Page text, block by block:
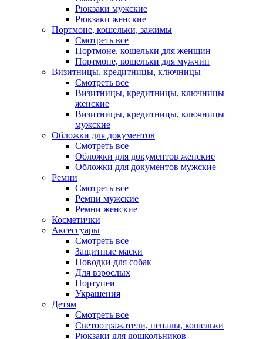
Рюкзаки мужские
Рюкзаки женские
Портмоне, кошельки, зажимы
Смотреть все
Портмоне, кошельки для женщин
Портмоне, кошельки для мужчин
Визитницы, кредитницы, ключницы
Смотреть все
Визитницы, кредитницы, ключницы
женские
Визитницы, кредитницы, ключницы
мужские
Обложки для документов
Смотреть все
Обложки для документов женские
Обложки для документов мужские
Ремни
Смотреть все
Ремни мужские
Ремни женские
Косметички
Аксессуары
Смотреть все
Защитные маски
Поводки для собак
Для взрослых
Портупеи
Украшения
Детям
Смотреть все
Светоотражатели, пеналы, кошельки
Рюкзаки для дошкольников